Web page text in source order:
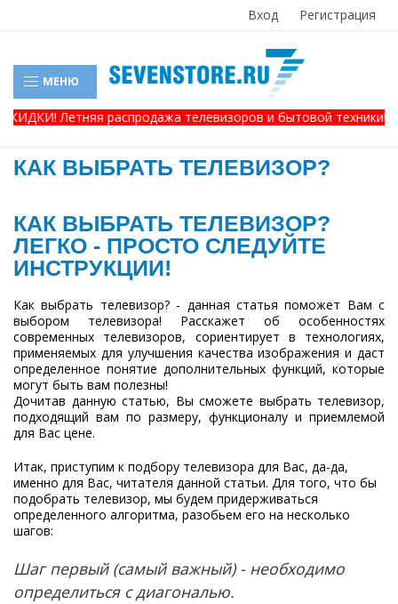
Вход Регистрация
МЕНЮ
Летняя распродажа телевизоров и бытовой техники!
КАК ВЫБРАТЬ ТЕЛЕВИЗОР?
КАК ВЫБРАТЬ ТЕЛЕВИЗОР?
ЛЕГКО - ПРОСТО СЛЕДУЙТЕ
ИНСТРУКЦИИ!
Как выбрать телевизор? - данная статья поможет Вам с
выбором телевизора! Расскажет об особенностях
современных телевизоров, сориентирует в технологиях,
применяемых для улучшения качества изображения и даст
определенное понятие дополнительных функций, которые
могут быть вам полезны!
Дочитав данную статью, Вы сможете выбрать телевизор,
подходящий вам по размеру, функционалу и приемлемой
для Вас цене.
Итак, приступим к подбору телевизора для Вас, да-да,
именно для Вас, читателя данной статьи. Для того, что бы
подобрать телевизор, мы будем придерживаться
определенного алгоритма, разобьем его на несколько
шагов:
Шаг первый (самый важный) - необходимо
определиться с диагональю.